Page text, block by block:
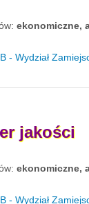
ekonomiczne,
- Wydział
jakości
ekonomiczne,
- Wydział